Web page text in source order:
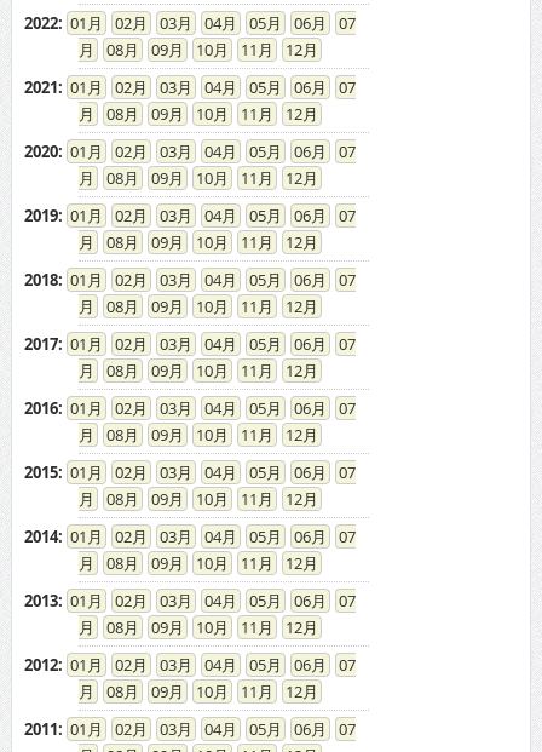
2022: 01 02 03 04 05 06
07
08
09 10 11
12
2021: 01 02 03 04 05 06
07
08
09 10 11
12
2020: 01 02 03 04 05 06
07
08
09 10 11
12
2019: 01 02 03 04 05 06
07
08
09 10 11
12
2018: 01 02 03 04 05 06
07
08
09 10 11
12
2017: 01 02 03 04 05 06
07
08
09 10 11
12
2016: 01 02 03 04 05 06
07
08
09 10 11
12
2015: 01 02 03 04 05 06
07
08
09 10 11
12
2014: 01 02 03 04 05 06
07
08
09 10 11
12
2013: 01 02 03 04 05 06
07
08
09 10 11
12
2012: 01 02 03 04 05 06
07
08
09 10 11
12
2011: 01 02 03 04 05 06
07